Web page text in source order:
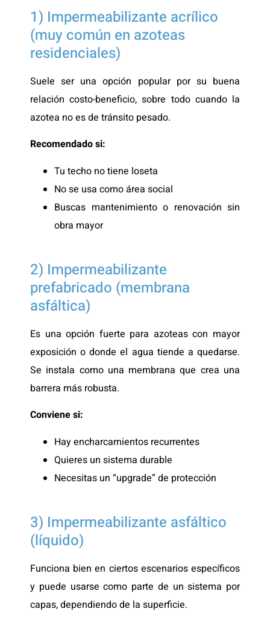
1) Impermeabilizante acrílico
(muy común en azoteas
residenciales)
Suele ser una opción popular por su buena
relación costo-beneficio, sobre todo cuando la
azotea no es de tránsito pesado.
Recomendado si:
Tu techo no tiene loseta
No se usa como área social
Buscas mantenimiento o renovación sin
obra mayor
2) Impermeabilizante
prefabricado (membrana
asfáltica)
Es una opción fuerte para azoteas con mayor
exposición o donde el agua tiende a quedarse.
Se instala como una membrana que crea una
barrera más robusta.
Conviene si:
Hay encharcamientos recurrentes
Quieres un sistema durable
Necesitas un “upgrade” de protección
3) Impermeabilizante asfáltico
(líquido)
Funciona bien en ciertos escenarios específicos
y puede usarse como parte de un sistema por
capas, dependiendo de la superficie.